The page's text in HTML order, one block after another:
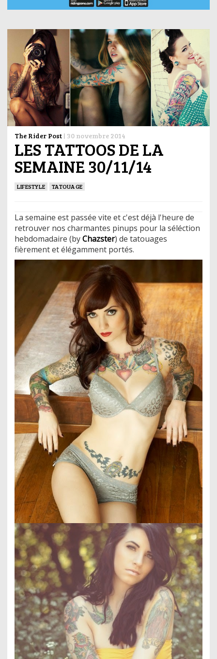
The Rider Post | 30 novembre 2014
LES TATTOOS DE LA
SEMAINE 30/11/14
LIFESTYLE TATOUAGE
La semaine est passée vite et c'est déjà l'heure de
retrouver nos charmantes pinups pour la séléction
hebdomadaire (byChazster) de tatouages
fièrement et élégamment portés.